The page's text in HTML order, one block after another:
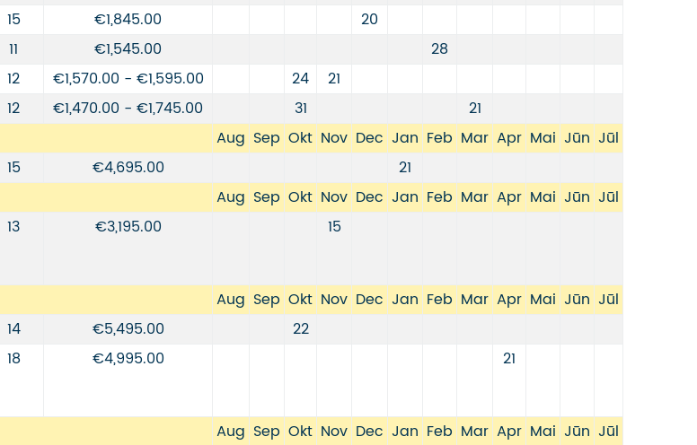
15 €1,845.00
20
11 €1,545.00
28
12 €1,570.00 - €1,595.00 24
21
12 €1,470.00 - €1,745.00 31
21
Aug Sep Okt Nov Dec Jan Feb Mar Apr Mai Jūn Jūl
15 €4,695.00
21
Aug Sep Okt Nov Dec Jan Feb Mar Apr Mai Jūn Jūl
13 €3,195.00 15
Aug Sep Okt Nov Dec Jan Feb Mar Apr Mai Jūn Jūl
14 €5,495.00
22
18 €4,995.00 21
Aug Sep Okt Nov Dec Jan Feb Mar Apr Mai Jūn Jūl